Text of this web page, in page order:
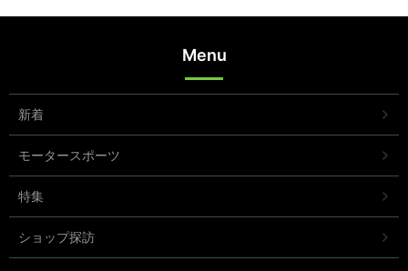
Menu
新着
モータースポーツ
特集
ショップ探訪